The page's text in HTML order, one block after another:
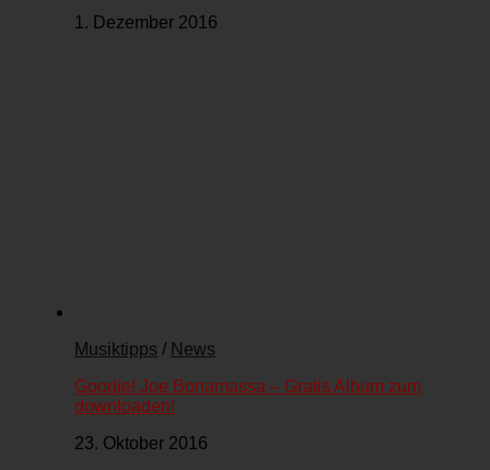
1. Dezember 2016
Musiktipps / News
Goodie! Joe Bonamassa – Gratis Album zum
downloaden!
23. Oktober 2016